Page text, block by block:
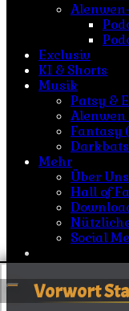
Exclusiv
KI & Shorts
Musik
Patsy &
Alenwen
Fantasy
Mehr
Über
Hall of
Social
Vorwort